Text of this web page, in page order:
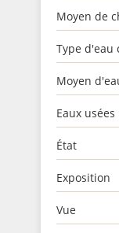
Moyen de
Type d'eau
Moyen
Eaux usées
État
Exposition
Vue